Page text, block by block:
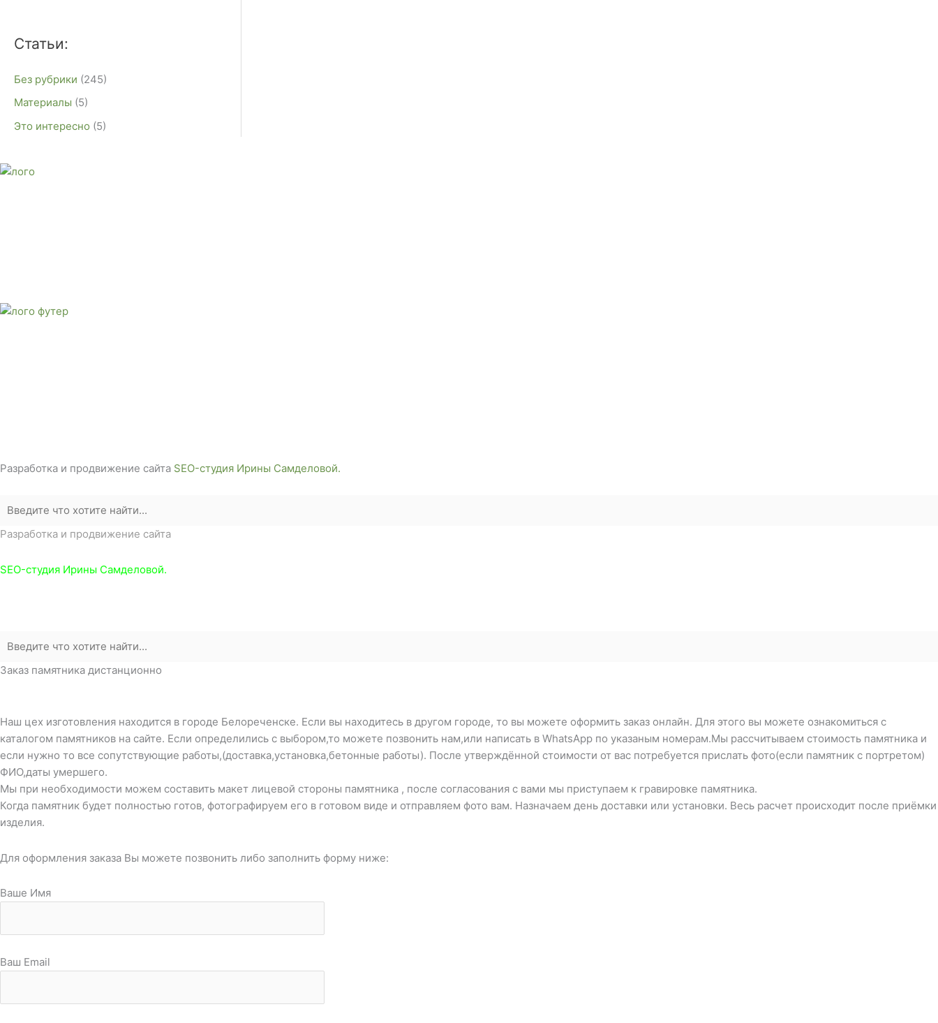
Статьи:
Без рубрики (245)
Материалы (5)
Это интересно (5)
Разработка и продвижение сайта SEO-студия Ирины Самделовой.
Разработка и продвижение сайта
SEO-студия Ирины Самделовой.
Заказ памятника дистанционно
Наш цех изготовления находится в городе Белореченске. Если вы находитесь в другом городе, то вы можете оформить заказ онлайн. Для этого вы можете ознакомиться с
каталогом памятников на сайте. Если определились с выбором,то можете позвонить нам,или написать в WhatsApp по указаным номерам.Мы рассчитываем стоимость памятника и
если нужно то все сопутствующие работы,(доставка,установка,бетонные работы). После утверждённой стоимости от вас потребуется прислать фото(если памятник с портретом)
ФИО,даты умершего.
Мы при необходимости можем составить макет лицевой стороны памятника , после согласования с вами мы приступаем к гравировке памятника.
Когда памятник будет полностью готов, фотографируем его в готовом виде и отправляем фото вам. Назначаем день доставки или установки. Весь расчет происходит после приёмки
изделия.
Для оформления заказа Вы можете позвонить либо заполнить форму ниже:
Ваше Имя
Ваш Email